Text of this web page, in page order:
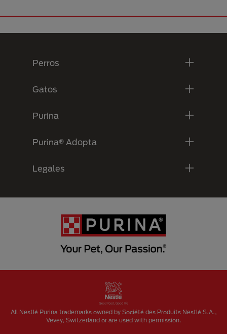
Perros
Gatos
Purina
Purina® Adopta
Legales
All Nestlé Purina trademarks owned by Société des Produits Nestlé S.A.,
Vevey, Switzerland or are used with permission.